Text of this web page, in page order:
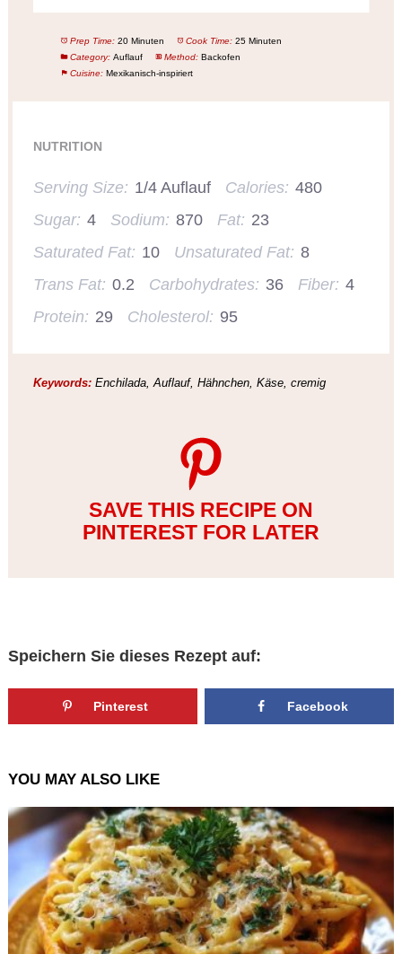
Prep Time: 20 Minuten Cook Time: 25 Minuten
Category: Auflauf Method: Backofen
Cuisine: Mexikanisch-inspiriert
NUTRITION
Serving Size: 1/4 Auflauf Calories: 480
Sugar: 4 Sodium: 870 Fat: 23
Saturated Fat: 10 Unsaturated Fat: 8
Trans Fat: 0.2 Carbohydrates: 36 Fiber: 4
Protein: 29 Cholesterol: 95
Keywords:Enchilada, Auflauf, Hähnchen, Käse, cremig
SAVE THIS RECIPE ON
PINTEREST FOR LATER
Speichern Sie dieses Rezept auf:
Pinterest Facebook
YOU MAY ALSO LIKE